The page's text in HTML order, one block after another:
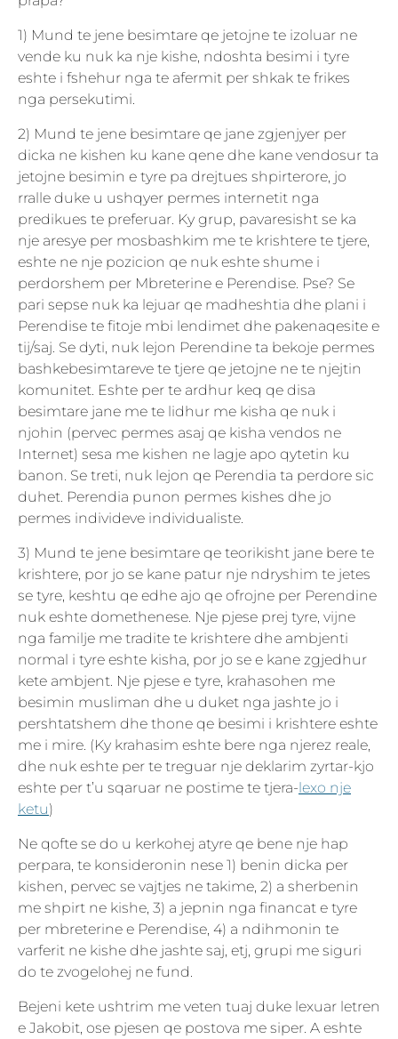
1) Mund te jene besimtare qe jetojne te izoluar ne
vende ku nuk ka nje kishe, ndoshta besimi i tyre
eshte i fshehur nga te afermit per shkak te frikes
nga persekutimi.
2) Mund te jene besimtare qe jane zgjenjyer per
dicka ne kishen ku kane qene dhe kane vendosur ta
jetojne besimin e tyre pa drejtues shpirterore, jo
rralle duke u ushqyer permes internetit nga
predikues te preferuar. Ky grup, pavaresisht se ka
nje aresye per mosbashkim me te krishtere te tjere,
eshte ne nje pozicion qe nuk eshte shume i
perdorshem per Mbreterine e Perendise. Pse? Se
pari sepse nuk ka lejuar qe madheshtia dhe plani i
Perendise te fitoje mbi lendimet dhe pakenaqesite e
tij/saj. Se dyti, nuk lejon Perendine ta bekoje permes
bashkebesimtareve te tjere qe jetojne ne te njejtin
komunitet. Eshte per te ardhur keq qe disa
besimtare jane me te lidhur me kisha qe nuk i
njohin (pervec permes asaj qe kisha vendos ne
Internet) sesa me kishen ne lagje apo qytetin ku
banon. Se treti, nuk lejon qe Perendia ta perdore sic
duhet. Perendia punon permes kishes dhe jo
permes individeve individualiste.
3) Mund te jene besimtare qe teorikisht jane bere te
krishtere, por jo se kane patur nje ndryshim te jetes
se tyre, keshtu qe edhe ajo qe ofrojne per Perendine
nuk eshte domethenese. Nje pjese prej tyre, vijne
nga familje me tradite te krishtere dhe ambjenti
normal i tyre eshte kisha, por jo se e kane zgjedhur
kete ambjent. Nje pjese e tyre, krahasohen me
besimin musliman dhe u duket nga jashte jo i
pershtatshem dhe thone qe besimi i krishtere eshte
me i mire. (Ky krahasim eshte bere nga njerez reale,
dhe nuk eshte per te treguar nje deklarim zyrtar-kjo
eshte per t’u sqaruar ne postime te tjera-lexo nje
ketu)
Ne qofte se do u kerkohej atyre qe bene nje hap
perpara, te konsideronin nese 1) benin dicka per
kishen, pervec se vajtjes ne takime, 2) a sherbenin
me shpirt ne kishe, 3) a jepnin nga financat e tyre
per mbreterine e Perendise, 4) a ndihmonin te
varferit ne kishe dhe jashte saj, etj, grupi me siguri
do te zvogelohej ne fund.
Bejeni kete ushtrim me veten tuaj duke lexuar letren
e Jakobit, ose pjesen qe postova me siper. A eshte